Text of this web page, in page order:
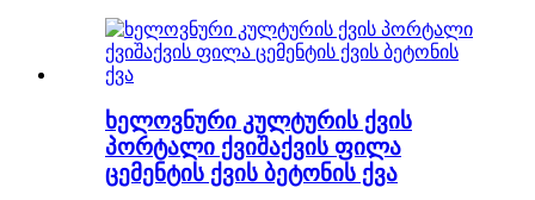
ხელოვნური კულტურის ქვის
პორტალი ქვიშაქვის ფილა
ცემენტის ქვის ბეტონის ქვა